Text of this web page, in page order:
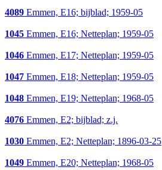
4089 Emmen, E16; bijblad; 1959-05
1045 Emmen, E16; Netteplan; 1959-05
1046 Emmen, E17; Netteplan; 1959-05
1047 Emmen, E18; Netteplan; 1959-05
1048 Emmen, E19; Netteplan; 1968-05
4076 Emmen, E2; bijblad; z.j.
1030 Emmen, E2; Netteplan; 1896-03-25
1049 Emmen, E20; Netteplan; 1968-05